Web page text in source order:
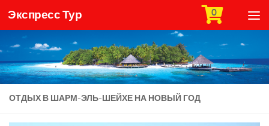
Skip to content
Экспресс Тур 0
ОТДЫХ В ШАРМ-ЭЛЬ-ШЕЙХЕ НА НОВЫЙ ГОД